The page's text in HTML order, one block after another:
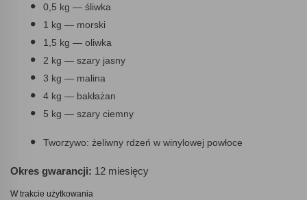
0,5 kg — śliwka
1 kg — morski
1,5 kg — oliwka
2 kg — szary jasny
3 kg — malina
4 kg — bakłażan
5 kg — szary ciemny
Tworzywo: żeliwny rdzeń w winylowej powłoce
Okres gwarancji: 12 miesięcy
W trakcie użytkowania